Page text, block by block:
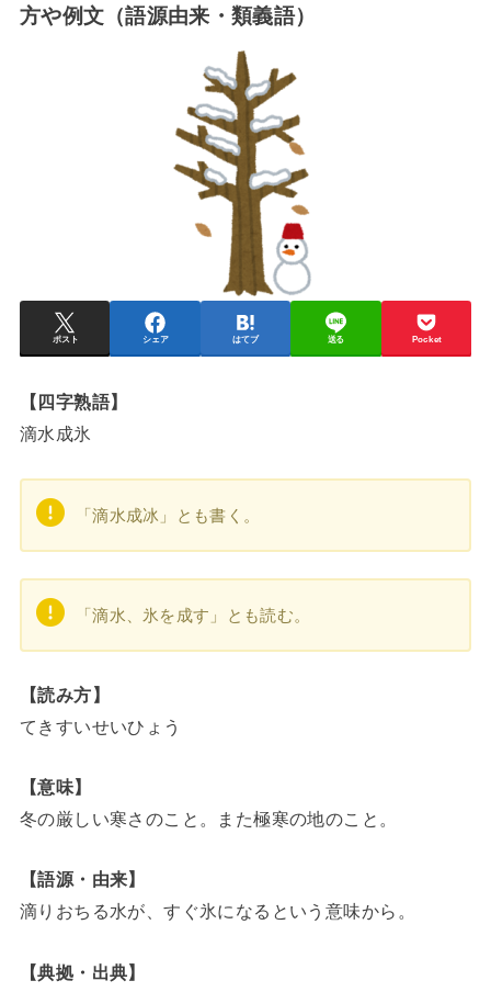
方や例文（語源由来・類義語）
ポスト シェア はてブ 送る Pocket
【四字熟語】
滴水成氷
「滴水成冰」とも書く。
「滴水、氷を成す」とも読む。
【読み方】
てきすいせいひょう
【意味】
冬の厳しい寒さのこと。また極寒の地のこと。
【語源・由来】
滴りおちる水が、すぐ氷になるという意味から。
【典拠・出典】